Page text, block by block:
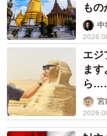
このような現状を
は、短期的な回復
可能性が高い。来
したイベントや交
く事態を想定する
済的にも切り離す
は両国にとって大
もの
中
エジ
ま
ら
カモ
宮